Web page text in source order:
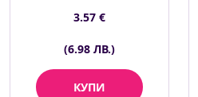
3.57 €
(6.98 ЛВ.)
КУПИ